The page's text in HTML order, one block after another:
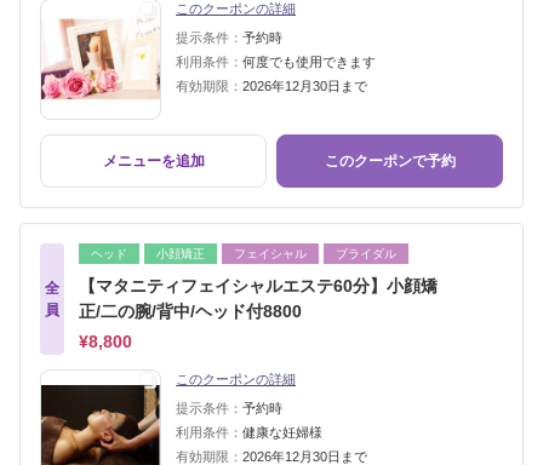
このクーポンの詳細
提示条件： 予約時
利用条件： 何度でも使用できます
有効期限： 2026年12月30日まで
メニューを追加 このクーポンで予約
全
員
ヘッド 小顔矯正 フェイシャル ブライダル
【マタニティフェイシャルエステ60分】小顔矯
正/二の腕/背中/ヘッド付8800
¥8,800
このクーポンの詳細
提示条件： 予約時
利用条件： 健康な妊婦様
有効期限： 2026年12月30日まで